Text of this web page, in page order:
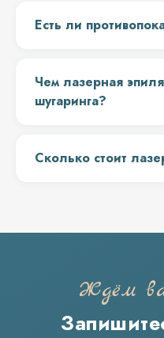
Есть ли
Чем лазерная
шугаринга?
Сколько стоит
Ждём